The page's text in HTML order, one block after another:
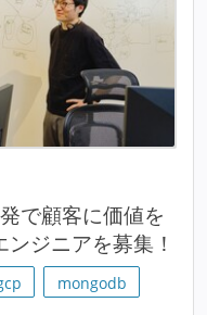
で顧客に価値を
ジニアを募集！
mongodb